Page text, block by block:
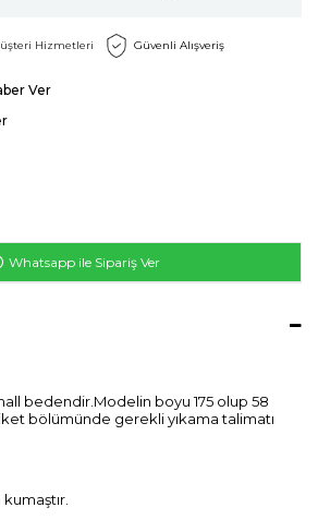
Hizmetleri Güvenli Alışveriş
Ver
Whatsapp ile Sipariş Ver
bedendir.Modelin boyu 175 olup 58
bölümünde gerekli yıkama talimatı